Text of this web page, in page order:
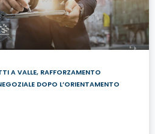
A VALLE, RAFFORZAMENTO
DOPO L’ORIENTAMENTO